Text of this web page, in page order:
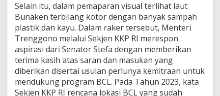
Selain itu, dalam pemaparan visual terlihat laut
Bunaken terbilang kotor dengan banyak sampah
plastik dan kayu. Dalam raker tersebut, Menteri
Trenggono melalui Sekjen KKP RI merespon
aspirasi dari Senator Stefa dengan memberikan
terima kasih atas saran dan masukan yang
diberikan disertai usulan perlunya kemitraan untuk
mendukung program BCL. Pada Tahun 2023, kata
Sekjen KKP RI rencana lokasi BCL yang sudah